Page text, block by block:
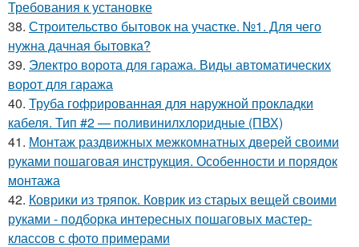
Требования к установке
38. Строительство бытовок на участке. №1. Для чего
нужна дачная бытовка?
39. Электро ворота для гаража. Виды автоматических
ворот для гаража
40. Труба гофрированная для наружной прокладки
кабеля. Тип #2 — поливинилхлоридные (ПВХ)
41. Монтаж раздвижных межкомнатных дверей своими
руками пошаговая инструкция. Особенности и порядок
монтажа
42. Коврики из тряпок. Коврик из старых вещей своими
руками - подборка интересных пошаговых мастер-
классов с фото примерами